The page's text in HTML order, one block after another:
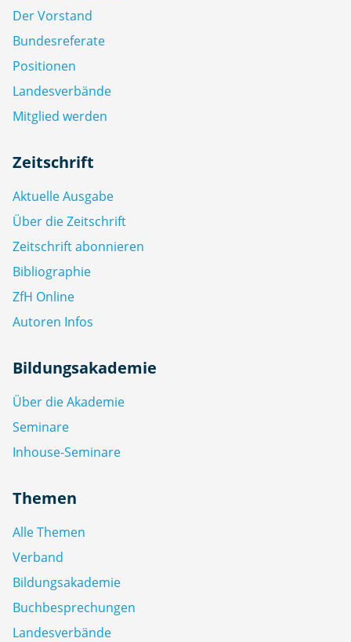
Der Vorstand
Bundesreferate
Positionen
Landesverbände
Mitglied werden
Zeitschrift
Aktuelle Ausgabe
Über die Zeitschrift
Zeitschrift abonnieren
Bibliographie
ZfH Online
Autoren Infos
Bildungsakademie
Über die Akademie
Seminare
Inhouse-Seminare
Themen
Alle Themen
Verband
Bildungsakademie
Buchbesprechungen
Landesverbände